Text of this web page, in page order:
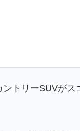
トリーSUVが